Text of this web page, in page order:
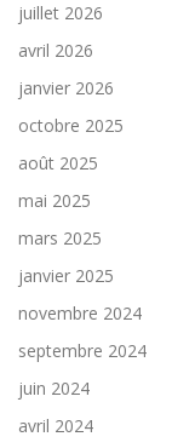
juillet 2026
avril 2026
janvier 2026
octobre 2025
août 2025
mai 2025
mars 2025
janvier 2025
novembre 2024
septembre 2024
juin 2024
avril 2024